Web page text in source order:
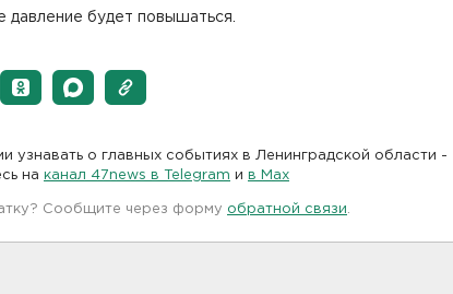
будет повышаться.
узнавать о главных событиях в Ленинградской области -
на канал 47news в Telegram и в Maх
Сообщите через форму обратной связи